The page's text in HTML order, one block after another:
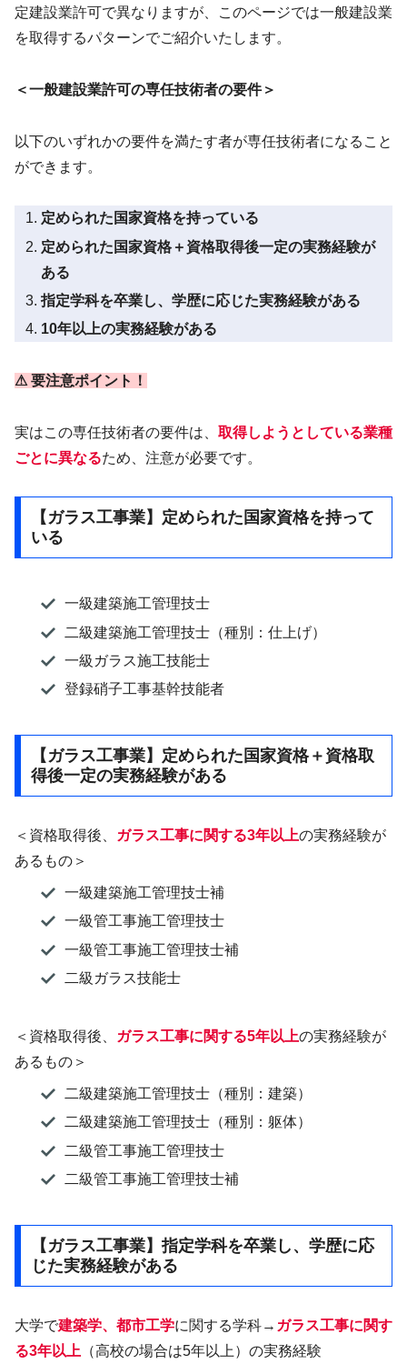
定建設業許可で異なりますが、このページでは一般建設業
を取得するパターンでご紹介いたします。
＜一般建設業許可の専任技術者の要件＞
以下のいずれかの要件を満たす者が専任技術者になること
ができます。
定められた国家資格を持っている
定められた国家資格＋資格取得後一定の実務経験が
ある
指定学科を卒業し、学歴に応じた実務経験がある
10年以上の実務経験がある
⚠ 要注意ポイント！
実はこの専任技術者の要件は、 取得しようとしている業種
ごとに異なるため、注意が必要です。
【ガラス工事業】定められた国家資格を持って
いる
一級建築施工管理技士
二級建築施工管理技士（種別：仕上げ）
一級ガラス施工技能士
登録硝子工事基幹技能者
【ガラス工事業】定められた国家資格＋資格取
得後一定の実務経験がある
＜資格取得後、 ガラス工事に関する3年以上の実務経験が
あるもの＞
一級建築施工管理技士補
一級管工事施工管理技士
一級管工事施工管理技士補
二級ガラス技能士
＜資格取得後、 ガラス工事に関する5年以上の実務経験が
あるもの＞
二級建築施工管理技士（種別：建築）
二級建築施工管理技士（種別：躯体）
二級管工事施工管理技士
二級管工事施工管理技士補
【ガラス工事業】指定学科を卒業し、学歴に応
じた実務経験がある
大学で建築学、都市工学に関する学科→ ガラス工事に関す
る3年以上 （高校の場合は5年以上）の実務経験